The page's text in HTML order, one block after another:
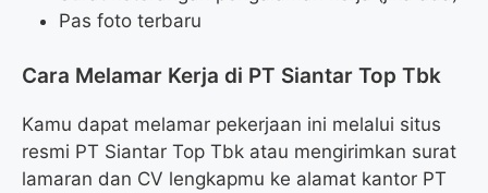
Pas foto terbaru
Cara Melamar Kerja di PT Siantar Top Tbk
Kamu dapat melamar pekerjaan ini melalui situs
resmi PT Siantar Top Tbk atau mengirimkan surat
lamaran dan CV lengkapmu ke alamat kantor PT